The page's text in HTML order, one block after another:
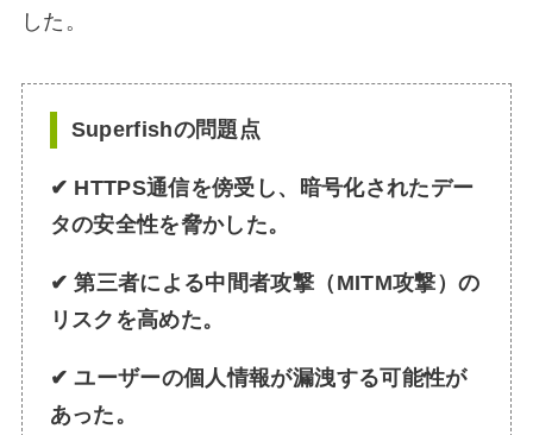
した。
Superfishの問題点
✔ HTTPS通信を傍受し、暗号化されたデー
タの安全性を脅かした。
✔第三者による中間者攻撃（MITM攻撃）の
リスクを高めた。
✔ユーザーの個人情報が漏洩する可能性が
あった。